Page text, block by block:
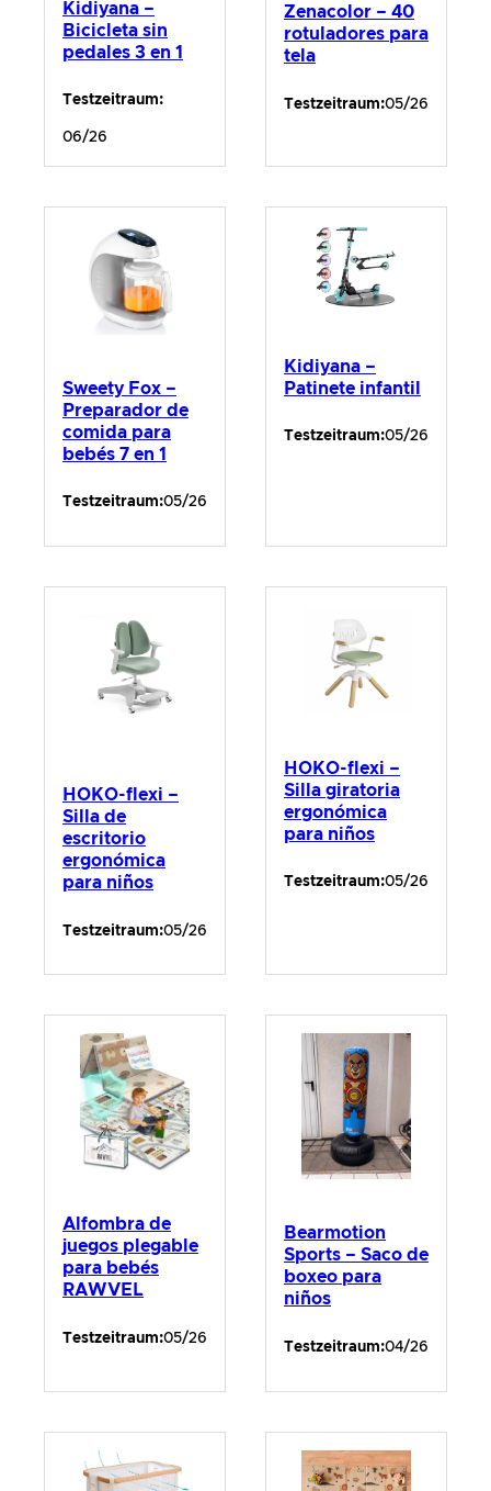
Kidiyana –
Bicicleta sin
pedales 3 en 1
Testzeitraum:
06/26
Zenacolor – 40
rotuladores para
tela
Testzeitraum:05/26
Sweety Fox –
Preparador de
comida para
bebés 7 en 1
Testzeitraum:05/26
Kidiyana –
Patinete infantil
Testzeitraum:05/26
HOKO-flexi –
Silla de
escritorio
ergonómica
para niños
Testzeitraum:05/26
HOKO-flexi –
Silla giratoria
ergonómica
para niños
Testzeitraum:05/26
Alfombra de
juegos plegable
para bebés
RAWVEL
Testzeitraum:05/26
Bearmotion
Sports – Saco de
boxeo para
niños
Testzeitraum:04/26